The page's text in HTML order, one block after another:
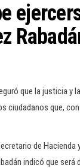
que la justicia y
ciudadanos que,
de
indicó que